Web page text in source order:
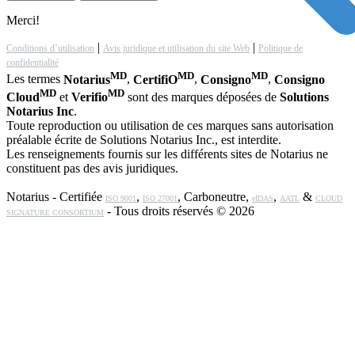
Merci!
Conditions d’utilisation Avis juridique et utilisation du site Web
Politique de
confidentialité
Les termes NotariusMD, CertifiOMD, ConsignoMD, Consigno
CloudMD et VerifioMD sont des marques déposées de Solutions
Notarius Inc.
Toute reproduction ou utilisation de ces marques sans autorisation
préalable écrite de Solutions Notarius Inc., est interdite.
Les renseignements fournis sur les différents sites de Notarius ne
constituent pas des avis juridiques.
Notarius - Certifiée ISO 9001 , ISO 27001 , Carboneutre, eIDAS, AATL & CLOUD
SIGNATURE CONSORTIUM - Tous droits réservés © 2026